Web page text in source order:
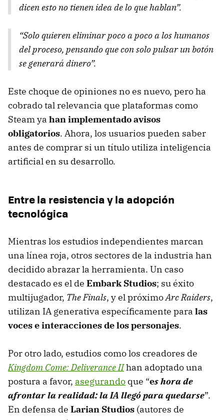
dicen esto no tienen idea de lo que hablan”.
“Solo quieren eliminar poco a poco a los humanos
del proceso, pensando que con solo pulsar un botón
se generará dinero”.
Este choque de opiniones no es nuevo, pero ha
cobrado tal relevancia que plataformas como
Steam ya han implementado avisos
obligatorios. Ahora, los usuarios pueden saber
antes de comprar si un título utiliza inteligencia
artificial en su desarrollo.
Entre la resistencia y la adopción
tecnológica
Mientras los estudios independientes marcan
una línea roja, otros sectores de la industria han
decidido abrazar la herramienta. Un caso
destacado es el de Embark Studios; su éxito
multijugador, The Finals, y el próximoArc Raiders,
utilizan IA generativa específicamente para las
voces e interacciones de los personajes.
Por otro lado, estudios como los creadores de
Kingdom Come: Deliverance IIhan adoptado una
postura a favor, asegurando que “eshora de
afrontar la realidad: la IA llegó para quedarse”.
En defensa de Larian Studios (autores de